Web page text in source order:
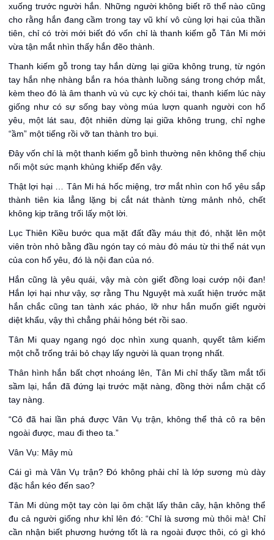
xuống trước người hắn. Những người không biết rõ thể nào cũng
cho rằng hắn đang cầm trong tay vũ khí vô cùng lợi hại của thần
tiên, chỉ có trời mới biết đó vốn chỉ là thanh kiếm gỗ Tân Mi mới
vừa tận mắt nhìn thấy hắn đẽo thành.
Thanh kiếm gỗ trong tay hắn dừng lại giữa không trung, từ ngón
tay hắn nhẹ nhàng bắn ra hóa thành luồng sáng trong chớp mắt,
kèm theo đó là âm thanh vù vù cực kỳ chói tai, thanh kiếm lúc này
giống như có sự sống bay vòng múa lượn quanh người con hổ
yêu, một lát sau, đột nhiên dừng lại giữa không trung, chỉ nghe
“ầm” một tiếng rồi vỡ tan thành tro bụi.
Đây vốn chỉ là một thanh kiếm gỗ bình thường nên không thể chịu
nổi một sức mạnh khủng khiếp đến vậy.
Thật lợi hại … Tân Mi há hốc miệng, trơ mắt nhìn con hổ yêu sắp
thành tiên kia lẳng lặng bị cắt nát thành từng mảnh nhỏ, chết
không kịp trăng trối lấy một lời.
Lục Thiên Kiều bước qua mặt đất đầy máu thịt đó, nhặt lên một
viên tròn nhỏ bằng đầu ngón tay có màu đỏ máu từ thi thể nát vụn
của con hổ yêu, đó là nội đan của nó.
Hắn cũng là yêu quái, vậy mà còn giết đồng loại cướp nội đan!
Hắn lợi hại như vậy, sợ rằng Thu Nguyệt mà xuất hiện trước mặt
hắn chắc cũng tan tành xác pháo, lỡ như hắn muốn giết người
diệt khẩu, vậy thì chẳng phải hỏng bét rồi sao.
Tân Mi quay ngang ngó dọc nhìn xung quanh, quyết tâm kiếm
một chỗ trống trải bỏ chạy lấy người là quan trọng nhất.
Thân hình hắn bất chợt nhoáng lên, Tân Mi chỉ thấy tầm mắt tối
sầm lại, hắn đã đứng lại trước mặt nàng, đồng thời nắm chặt cổ
tay nàng.
“Cô đã hai lần phá được Vân Vụ trận, không thể thả cô ra bên
ngoài được, mau đi theo ta.”
Vân Vụ: Mây mù
Cái gì mà Vân Vụ trận? Đó không phải chỉ là lớp sương mù dày
đặc hắn kéo đến sao?
Tân Mi dùng một tay còn lại ôm chặt lấy thân cây, hận không thể
đu cả người giống như khỉ lên đó: “Chỉ là sương mù thôi mà! Chỉ
cần nhận biết phương hướng tốt là ra ngoài được thôi, có gì khó